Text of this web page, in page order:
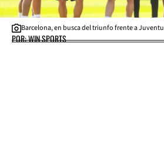
Barcelona, en busca del triunfo frente a
POR: WIN SPORTS